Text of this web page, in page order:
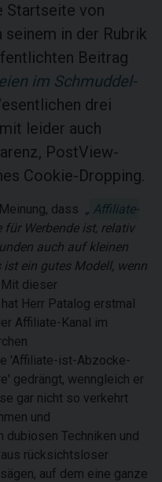
Startseite von
seinem in der Rubrik
Beitrag
im Schmuddel-
drei
leider auch
PostView-
Cookie-Dropping.
dass „ Affiliate-
für Werbende ist, relativ
auch auf kleinen
ist ein gutes Modell, wenn
dieser
Herr Patalog erstmal
Affiliate-Kanal im
'Affiliate-ist-Abzocke-
gedrängt, wenngleich er
gar nicht so verkehrt
und
Techniken und
rücksichtsloser
auf dem eine ganze